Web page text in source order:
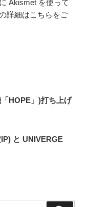
Akismet を使って
詳細はこちらをご
HOPE」)打ち上げ
と UNIVERGE